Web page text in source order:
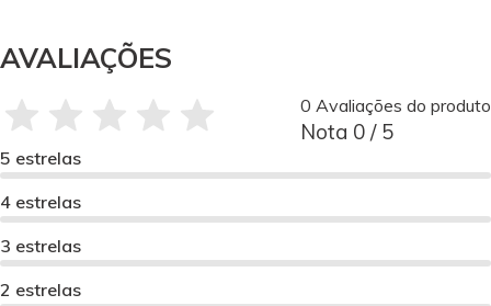
AVALIAÇÕES
0 Avaliações do produto
Nota 0 / 5
5 estrelas
4 estrelas
3 estrelas
2 estrelas